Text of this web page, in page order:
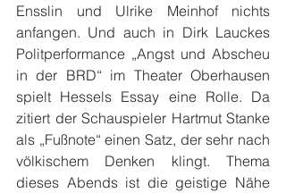
Ensslin und Ulrike Meinhof nichts
anfangen. Und auch in Dirk Lauckes
Politperformance „Angst und Abscheu
in der BRD“ im Theater Oberhausen
spielt Hessels Essay eine Rolle. Da
zitiert der Schauspieler Hartmut Stanke
als „Fußnote“ einen Satz, der sehr nach
völkischem Denken klingt. Thema
dieses Abends ist die geistige Nähe